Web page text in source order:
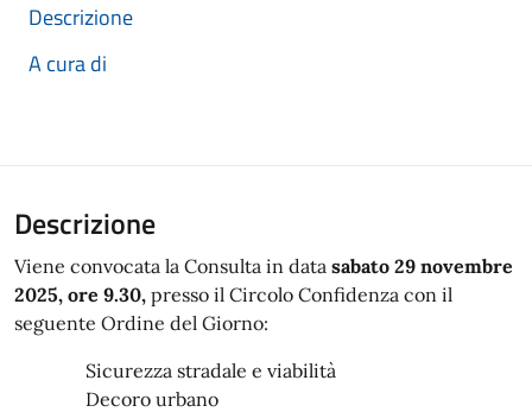
Descrizione
A cura di
Descrizione
Viene convocata la Consulta in data sabato 29 novembre
2025, ore 9.30, presso il Circolo Confidenza con il
seguente Ordine del Giorno:
Sicurezza stradale e viabilità
Decoro urbano